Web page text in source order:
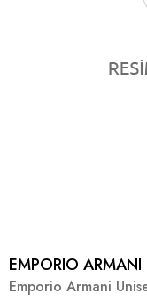
EMPORIO ARMANI
Emporio Armani